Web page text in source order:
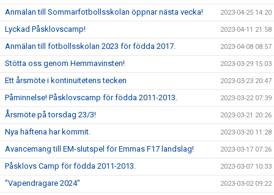
Anmälan till Sommarfotbollsskolan öppnar nästa vecka! 2023-04-25 14:20
Lyckad Påsklovscamp! 2023-04-11 21:58
Anmälan till fotbollsskolan 2023 för födda 2017. 2023-04-08 08:57
Stötta oss genom Hemmavinsten! 2023-03-29 15:03
Ett årsmöte i kontinuitetens tecken 2023-03-23 20:47
Påminnelse! Påsklovscamp för födda 2011-2013. 2023-03-22 07:39
Årsmöte på torsdag 23/3! 2023-03-21 20:26
Nya häftena har kommit. 2023-03-20 11:28
Avancemang till EM-slutspel för Emmas F17 landslag! 2023-03-17 07:26
Påsklovs Camp för födda 2011-2013. 2023-03-07 10:33
"Vapendragare 2024" 2023-03-02 09:22